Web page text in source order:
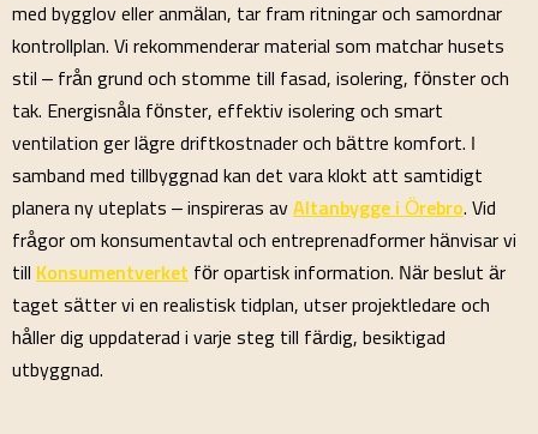
med bygglov eller anmälan, tar fram ritningar och samordnar
kontrollplan. Vi rekommenderar material som matchar husets
stil – från grund och stomme till fasad, isolering, fönster och
tak. Energisnåla fönster, effektiv isolering och smart
ventilation ger lägre driftkostnader och bättre komfort. I
samband med tillbyggnad kan det vara klokt att samtidigt
planera ny uteplats – inspireras av Altanbygge i Örebro. Vid
frågor om konsumentavtal och entreprenadformer hänvisar vi
till
Konsumentverket för opartisk information. När beslut är
taget sätter vi en realistisk tidplan, utser projektledare och
håller dig uppdaterad i varje steg till färdig, besiktigad
utbyggnad.